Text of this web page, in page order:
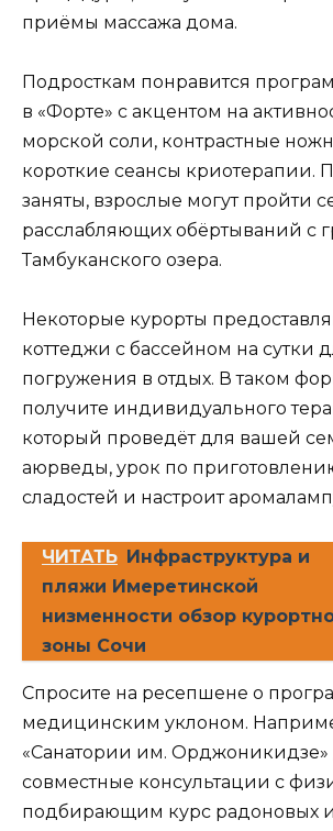
приёмы массажа дома.
Подросткам понравится
в «Форте» с акцентом на
морской соли, контрастные
короткие сеансы криотерапии.
заняты, взрослые могут пройти
расслабляющих обёртываний с
Тамбуканского озера.
Некоторые курорты
коттеджи с бассейном на сутки
погружения в отдых. В таком
получите индивидуального
который проведёт для вашей
аюрведы, урок по
сладостей и настроит
ЧИТАТЬ Инфраструктура и
пляжи Имеретинской
низменности обзор
зоны Сочи
Спросите на ресепшене о
медицинским уклоном.
«Санатории им. Орджоникидзе»
совместные консультации с
подбирающим курс радоновых